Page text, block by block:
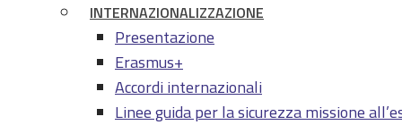
INTERNAZIONALIZZAZIONE
Presentazione
Erasmus+
Accordi internazionali
Linee guida per la sicurezza missione